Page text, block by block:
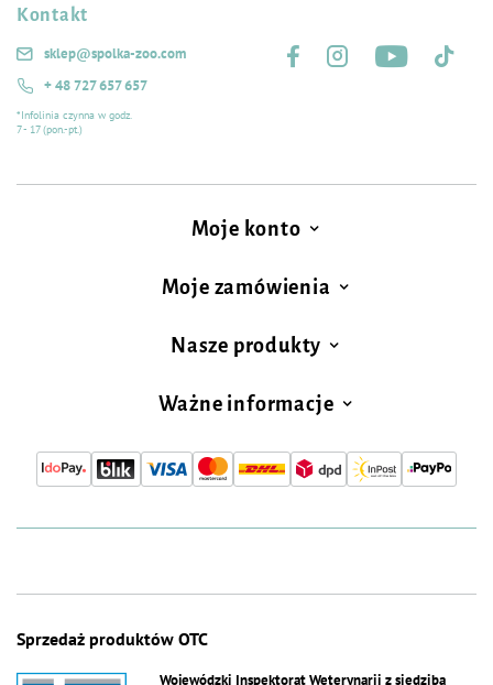
Kontakt
sklep@spolka-zoo.com
+ 48 727 657 657
*Infolinia czynna w godz.
7 - 17 (pon.-pt.)
Moje konto
Moje zamówienia
Nasze produkty
Ważne informacje
Sprzedaż produktów OTC
Wojewódzki Inspektorat Weterynarii z siedzibą